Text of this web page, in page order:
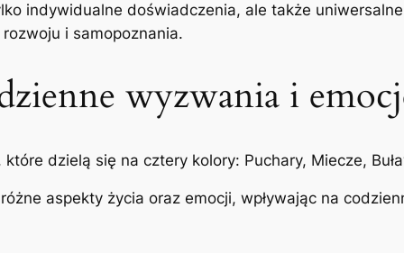
indywidualne doświadczenia, ale także
i samopoznania.
wyzwania i
które dzielą się na cztery kolory: Puchary, Miecze,
aspekty życia oraz emocji, wpływając na